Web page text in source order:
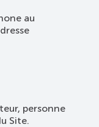
au
personne
Site.